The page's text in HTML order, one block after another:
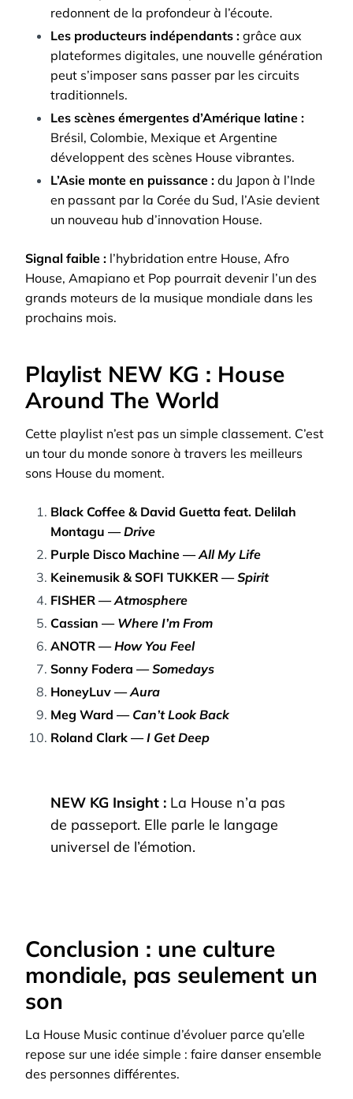
redonnent de la profondeur à l’écoute.
Les producteurs indépendants : grâce aux
plateformes digitales, une nouvelle génération
peut s’imposer sans passer par les circuits
traditionnels.
Les scènes émergentes d’Amérique latine :
Brésil, Colombie, Mexique et Argentine
développent des scènes House vibrantes.
L’Asie monte en puissance : du Japon à l’Inde
en passant par la Corée du Sud, l’Asie devient
un nouveau hub d’innovation House.
Signal faible : l’hybridation entre House, Afro
House, Amapiano et Pop pourrait devenir l’un des
grands moteurs de la musique mondiale dans les
prochains mois.
Playlist NEW KG : House
Around The World
Cette playlist n’est pas un simple classement. C’est
un tour du monde sonore à travers les meilleurs
sons House du moment.
Black Coffee & David Guetta feat. Delilah
Montagu —Drive
Purple Disco Machine —All My Life
Keinemusik & SOFI TUKKER —Spirit
FISHER —Atmosphere
Cassian — Where I’m From
ANOTR —How You Feel
Sonny Fodera —Somedays
HoneyLuv —Aura
Meg Ward — Can’t Look Back
Roland Clark —I Get Deep
NEW KG Insight : La House n’a pas
de passeport. Elle parle le langage
universel de l’émotion.
Conclusion : une culture
mondiale, pas seulement un
son
La House Music continue d’évoluer parce qu’elle
repose sur une idée simple : faire danser ensemble
des personnes différentes.